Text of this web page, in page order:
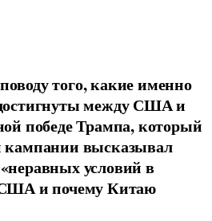
того, какие именно
достигнуты между США и
победе Трампа, который
кампании высказывал
условий в
США и почему Китаю